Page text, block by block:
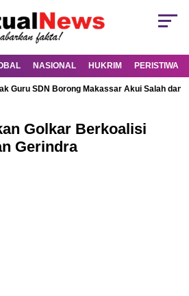
NASIONAL HUKRIM PERISTIWA
Guru SDN Borong Makassar Akui Salah dan
Golkar Berkoalisi
Gerindra